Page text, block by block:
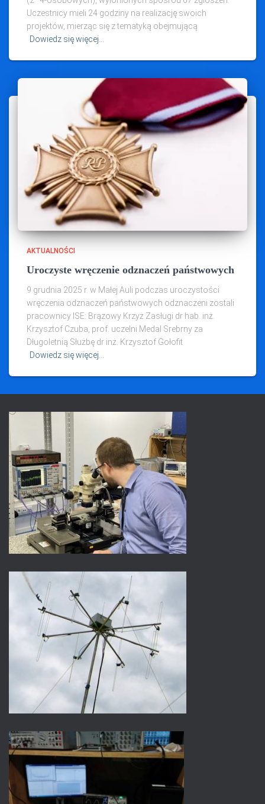
Uczestnicy mieli 24 godziny na realizację swoich
projektów, mierząc się z tematyką obejmującą
Dowiedz się więcej…
AKTUALNOŚCI
Uroczyste wręczenie odznaczeń państwowych
9 grudnia 2025 r. w Małej Auli podczas uroczystości
wręczenia odznaczeń państwowych odznaczeni zostali
pracownicy ISE: Brązowy Krzyż Zasługi dr hab. inż.
Krzysztof Czuba, prof. uczelni Medal Srebrny za
Długoletnią Służbę dr inż. Krzysztof Gołofit
Dowiedz się więcej…